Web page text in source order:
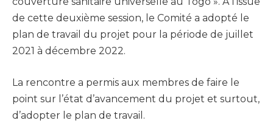
de cette deuxième session, le Comité a adopté le
plan de travail du projet pour la période de juillet
2021 à décembre 2022.
La rencontre a permis aux membres de faire le
point sur l’état d’avancement du projet et surtout,
d’adopter le plan de travail.